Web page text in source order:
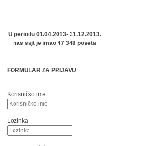
U periodu 01.04.2013- 31.12.2013.
nas sajt je imao 47 348 poseta
FORMULAR ZA PRIJAVU
Korisničko ime
Lozinka